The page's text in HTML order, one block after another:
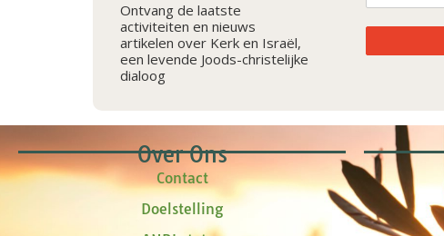
Ontvang de laatste
activiteiten en nieuws
artikelen over Kerk en Israël,
een levende Joods-christelijke
dialoog
Over Ons
Contact
Doelstelling